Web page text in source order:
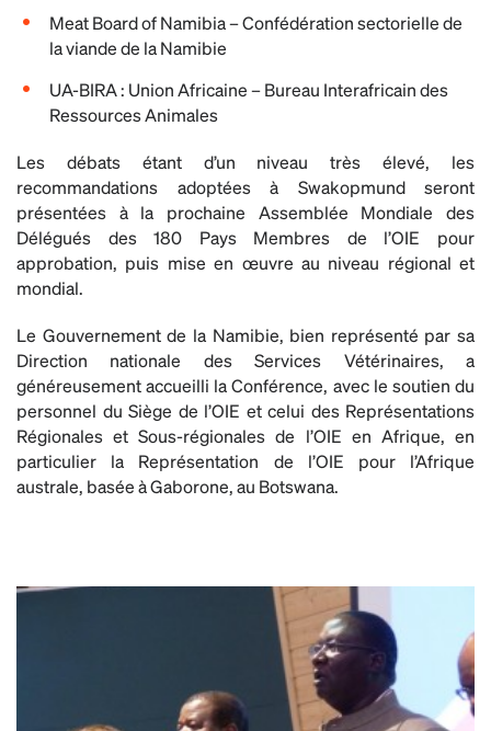
Meat Board of Namibia – Confédération sectorielle de
la viande de la Namibie
UA-BIRA : Union Africaine – Bureau Interafricain des
Ressources Animales
Les débats étant d’un niveau très élevé, les
recommandations adoptées à Swakopmund seront
présentées à la prochaine Assemblée Mondiale des
Délégués des 180 Pays Membres de l’OIE pour
approbation, puis mise en œuvre au niveau régional et
mondial.
Le Gouvernement de la Namibie, bien représenté par sa
Direction nationale des Services Vétérinaires, a
généreusement accueilli la Conférence, avec le soutien du
personnel du Siège de l’OIE et celui des Représentations
Régionales et Sous-régionales de l’OIE en Afrique, en
particulier la Représentation de l’OIE pour l’Afrique
australe, basée à Gaborone, au Botswana.